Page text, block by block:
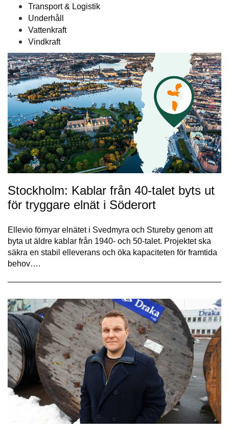
Transport & Logistik
Underhåll
Vattenkraft
Vindkraft
Stockholm: Kablar från 40-talet byts ut
för tryggare elnät i Söderort
Ellevio förnyar elnätet i Svedmyra och Stureby genom att
byta ut äldre kablar från 1940- och 50-talet. Projektet ska
säkra en stabil elleverans och öka kapaciteten för framtida
behov….